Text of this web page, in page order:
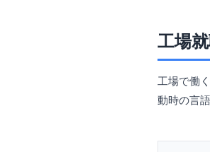
工場
工場で働
動時の言